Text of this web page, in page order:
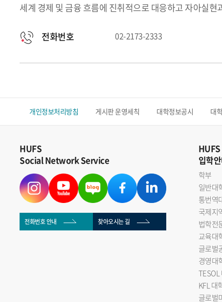
세계 경제 및 금융 흐름에 진취적으로 대응하고 자아실
전화번호 02-2173-2333
개인정보처리방침 게시판 운영세칙 대학정보공시 대
HUFS
Social Network Service
전화번호 안내 찾아오시는 길
HUFS
입학
학부
일반대
통번역
국제지
법학전
교육대
글로벌
경영대
TESOL
KFL 대
글로벌